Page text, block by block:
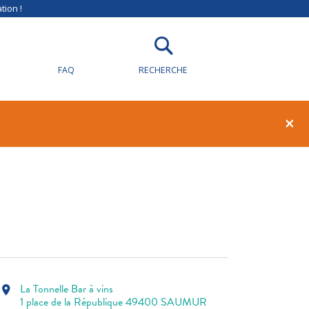
!
FAQ RECHERCHE
×
1 0
location_on La Tonnelle Bar à vins
1 place de la République 49400 SAUMUR